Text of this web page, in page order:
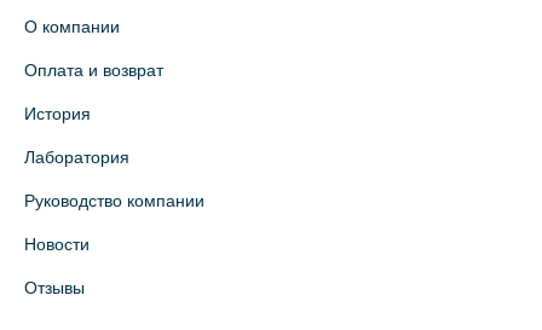
О компании
Оплата и возврат
История
Лаборатория
Руководство компании
Новости
Отзывы